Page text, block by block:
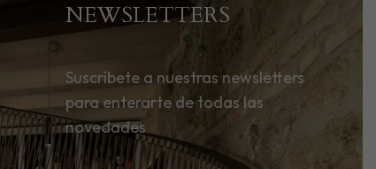
NEWSLETTERS
Suscríbete a nuestras newsletters
para enterarte de todas las
novedades